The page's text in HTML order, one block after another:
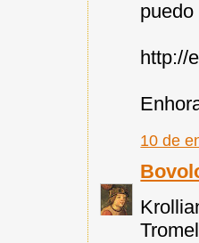
http://
10 de